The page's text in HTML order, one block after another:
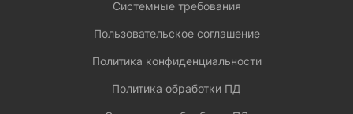
Системные требования
Пользовательское соглашение
Политика конфиденциальности
Политика обработки ПД